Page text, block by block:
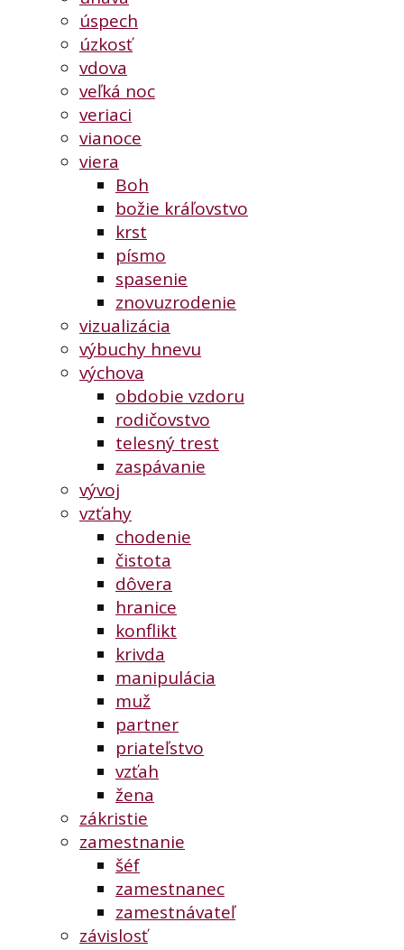
úspech
úzkosť
vdova
veľká noc
veriaci
vianoce
viera
Boh
božie kráľovstvo
krst
písmo
spasenie
znovuzrodenie
vizualizácia
výbuchy hnevu
výchova
obdobie vzdoru
rodičovstvo
telesný trest
zaspávanie
vývoj
vzťahy
chodenie
čistota
dôvera
hranice
konflikt
krivda
manipulácia
muž
partner
priateľstvo
vzťah
žena
zákristie
zamestnanie
šéf
zamestnanec
zamestnávateľ
závislosť